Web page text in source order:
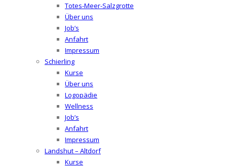
Totes-Meer-Salzgrotte
Über uns
Job’s
Anfahrt
Impressum
Schierling
Kurse
Über uns
Logopädie
Wellness
Job’s
Anfahrt
Impressum
Landshut – Altdorf
Kurse